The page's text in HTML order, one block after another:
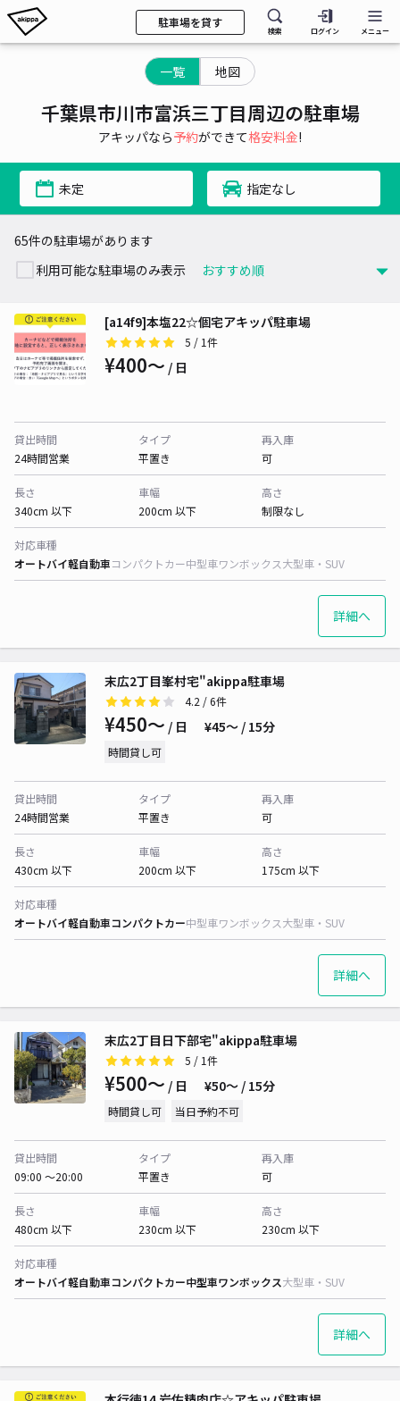
駐車場を貸す
検索 ログイン メニュー
一覧 地図
千葉県市川市富浜三丁目周辺の駐車場
アキッパなら予約ができて格安料金!
未定 指定なし
65件の駐車場があります
利用可能な駐車場のみ表示
[a14f9]本塩22☆個宅アキッパ駐車場
5 / 1件
¥400〜 / 日
貸出時間
24時間営業
タイプ
平置き
再入庫
可
長さ
340cm 以下
車幅
200cm 以下
高さ
制限なし
対応車種
オートバイ軽自動車コンパクトカー中型車ワンボックス大型車・SUV
詳細へ
末広2丁目峯村宅"akippa駐車場
4.2 / 6件
¥450〜 / 日 ¥45〜 / 15分
時間貸し可
貸出時間
24時間営業
タイプ
平置き
再入庫
可
長さ
430cm 以下
車幅
200cm 以下
高さ
175cm 以下
対応車種
オートバイ軽自動車コンパクトカー中型車ワンボックス大型車・SUV
詳細へ
末広2丁目日下部宅"akippa駐車場
5 / 1件
¥500〜 / 日 ¥50〜 / 15分
時間貸し可 当日予約不可
貸出時間
09:00 〜20:00
タイプ
平置き
再入庫
可
長さ
480cm 以下
車幅
230cm 以下
高さ
230cm 以下
対応車種
オートバイ軽自動車コンパクトカー中型車ワンボックス大型車・SUV
詳細へ